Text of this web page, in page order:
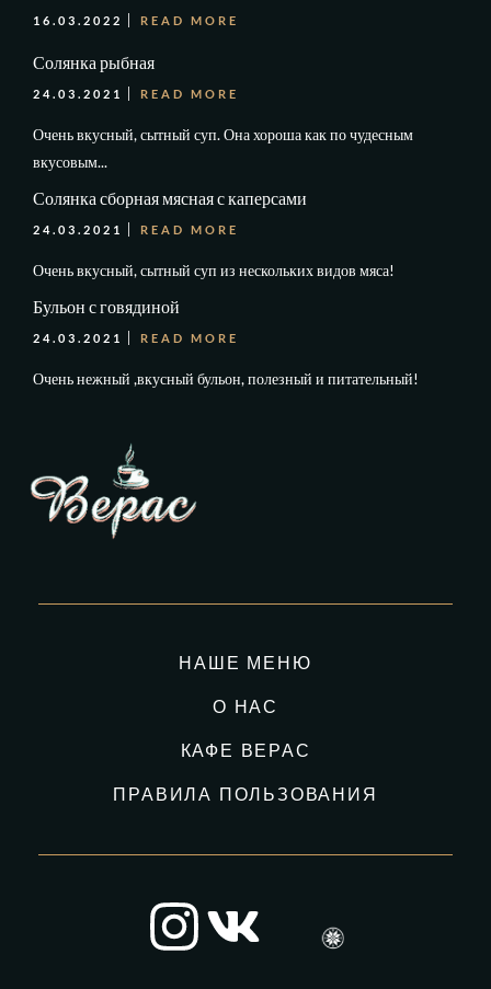
16.03.2022 READ MORE
Солянка рыбная
24.03.2021 READ MORE
Очень вкусный, сытный суп. Она хороша как по чудесным
вкусовым...
Солянка сборная мясная с каперсами
24.03.2021 READ MORE
Очень вкусный, сытный суп из нескольких видов мяса!
Бульон с говядиной
24.03.2021 READ MORE
Очень нежный ,вкусный бульон, полезный и питательный!
НАШЕ МЕНЮ
О НАС
КАФЕ ВЕРАС
ПРАВИЛА ПОЛЬЗОВАНИЯ